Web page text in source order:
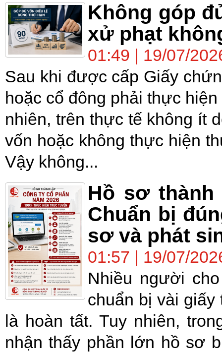
Không góp
xử phạt
01:49 | 19/07/
Sau khi được cấp Giấy
hoặc cổ đông phải thực
nhiên, trên thực tế không ít
vốn hoặc không thực hiện
Vậy không...
Hồ sơ thành
Chuẩn bị
sơ và phát
01:57 | 19/07/
Nhiều người
chuẩn bị vài
là hoàn tất. Tuy nhiên,
nhận thấy phần lớn hồ sơ